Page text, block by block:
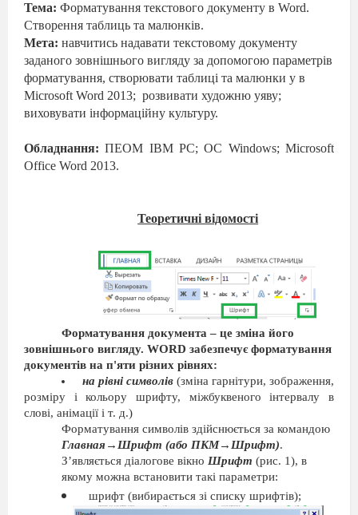
Тема: Форматування текстового документу в Word.
Створення таблиць та малюнків.
Мета: навчитись надавати текстовому документу
заданого зовнішнього вигляду за допомогою параметрів
форматування, створювати таблиці та малюнки у в
Microsoft Word 2013; розвивати художню уяву;
виховувати інформаційну культуру.
Обладнання: ПЕОМ IBM PC; ОС Windows; Microsoft
Office Word 2013.
Теоретичні відомості
Форматування документа – це зміна його
зовнішнього вигляду. WORD забезпечує форматування
документів на п'яти різних рівнях:
на рівні символів (зміна гарнітури, зображення,
розміру і кольору шрифту, міжбуквеного інтервалу в
слові, анімації і т. д.)
Форматування символів здійснюється за командою
Главная→Шрифт (або ПКМ→Шрифт).
З’являється діалогове вікно Шрифт (рис. 1), в
якому можна встановити такі параметри:
шрифт (вибирається зі списку шрифтів);